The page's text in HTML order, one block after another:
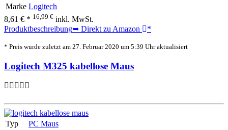
Marke Logitech
8,61 € * 16,99 € inkl. MwSt.
Produktbeschreibung➥ Direkt zu Amazon *
* Preis wurde zuletzt am 27. Februar 2020 um 5:39 Uhr aktualisiert
Logitech M325 kabellose Maus
Typ
PC Maus